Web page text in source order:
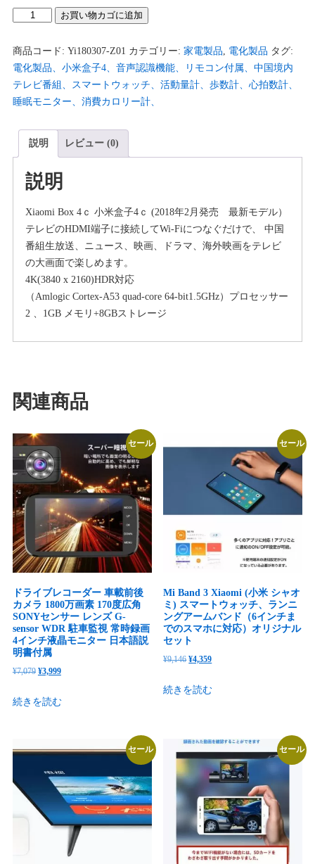
Xiaomi
4c
小
米
盒
4c
(2018
売
ル）
テ
ビ
の
番
組
と
映
画
と
現
場
放
送
と
海
外
画
え
す。
お買い物カゴに追加
商品コード: Yi180307-Z01 カテゴリー: 家電製品, 電化製品 タグ:
電化製品、小米盒子4、音声認識機能、リモコン付属、中国境内
テレビ番組、スマートウォッチ、活動量計、歩数計、心拍数計、
睡眠モニター、消費カロリー計、
説明 レビュー (0)
説明
Xiaomi Box 4ｃ 小米盒子4ｃ (2018年2月発売 最新モデル）
テレビのHDMI端子に接続してWi-Fiにつなぐだけで、 中国
番組生放送、ニュース、映画、ドラマ、海外映画をテレビ
の大画面で楽しめます。
4K(3840 x 2160)HDR対応
（Amlogic Cortex-A53 quad-core 64-bit1.5GHz）プロセッサー
2 、1GB メモリ+8GBストレージ
関連商品
セール
ドライブレコーダー 車載前後
カメラ 1800万画素 170度広角
SONYセンサー レンズ G-
sensor WDR 駐車監視 常時録画
4インチ液晶モニター 日本語説
明書付属
¥7,079 元
価
¥7,079
で
た。
¥3,999現
の
は
¥3,999
で
す。
続きを読む
セール
Mi Band 3 Xiaomi (小米 シャオ
ミ) スマートウォッチ、ランニ
ングアームバンド（6インチま
でのスマホに対応）オリジナル
セット
¥9,146 元
価
¥9,146
で
¥4,359現
は
¥4,359
で
す。
続きを読む
セール セール